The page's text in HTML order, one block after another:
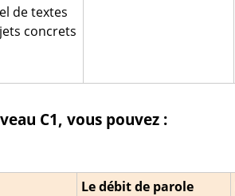
de textes
concrets
C1, vous pouvez :
Le débit de parole